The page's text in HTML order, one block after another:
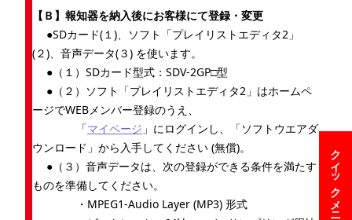
クイックメニュー
【Ｂ】報知器を納入後にお客様にて登録・変更
●SDカード(１)、ソフト「プレイリストエディタ2」
(２)、音声データ(３) を使います。
●（１）SDカード型式：SDV-2GP□型
●（２）ソフト「プレイリストエディタ2」はホームペ
ージでWEBメンバー登録のうえ、
「マイページ 」にログインし、「ソフトウエアダ
ウンロード」から入手してください (無償)。
●（３）音声データは、次の登録ができる条件を満たす
ものを準備してください。
・MPEG1-Audio Layer (MP3) 形式